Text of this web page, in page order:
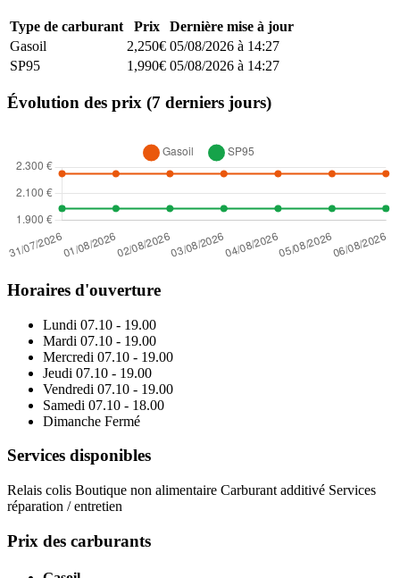
Type de carburant Prix
Dernière mise à jour
Gasoil
2,250€ 05/08/2026 à 14:27
SP95
1,990€ 05/08/2026 à 14:27
Évolution des prix (7 derniers jours)
Horaires d'ouverture
Lundi 07.10 - 19.00
Mardi 07.10 - 19.00
Mercredi 07.10 - 19.00
Jeudi 07.10 - 19.00
Vendredi 07.10 - 19.00
Samedi 07.10 - 18.00
Dimanche Fermé
Services disponibles
Relais colis Boutique non alimentaire Carburant additivé Services
réparation / entretien
Prix des carburants